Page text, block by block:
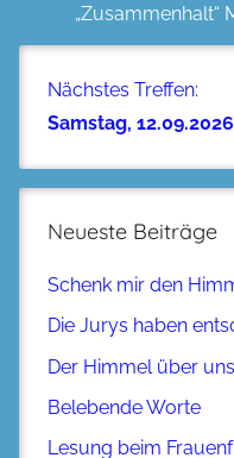
„Zusammenhalt“
Nächstes Treffen:
Samstag, 12.09.2026
Neueste Beiträge
Schenk mir den
Die Jurys haben
Der Himmel über uns
Belebende Worte
Lesung beim